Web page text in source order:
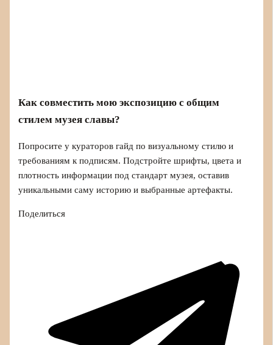
Как совместить мою экспозицию с общим
стилем музея славы?
Попросите у кураторов гайд по визуальному стилю и
требованиям к подписям. Подстройте шрифты, цвета и
плотность информации под стандарт музея, оставив
уникальными саму историю и выбранные артефакты.
Поделиться